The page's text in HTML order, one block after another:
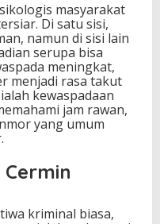
masyarakat
Di satu sisi,
namun di sisi lain
serupa bisa
meningkat,
menjadi rasa takut
kewaspadaan
jam rawan,
yang umum
kriminal biasa,